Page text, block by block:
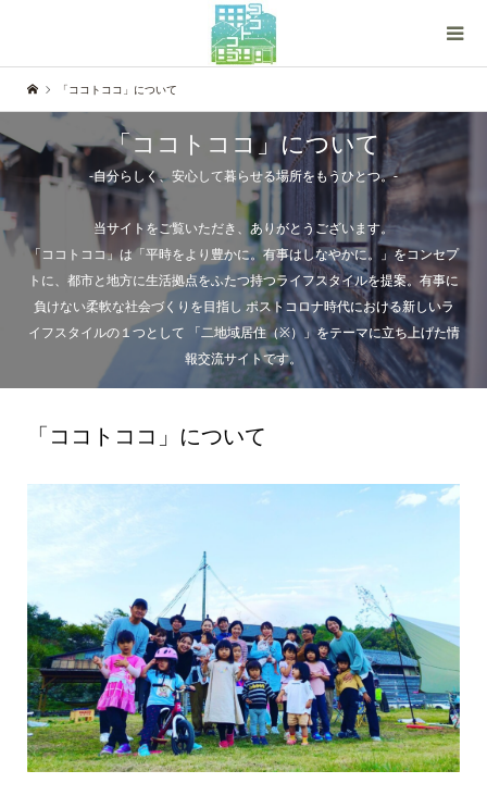
「ココトココ」について
「ココトココ」について
-自分らしく、安心して暮らせる場所をもうひとつ。-
当サイトをご覧いただき、ありがとうございます。
「ココトココ」は「平時をより豊かに。有事はしなやかに。」をコンセプ
トに、都市と地方に生活拠点をふたつ持つライフスタイルを提案。有事に
負けない柔軟な社会づくりを目指し ポストコロナ時代における新しいラ
イフスタイルの１つとして 「二地域居住（※）」をテーマに立ち上げた情
報交流サイトです。
「ココトココ」について